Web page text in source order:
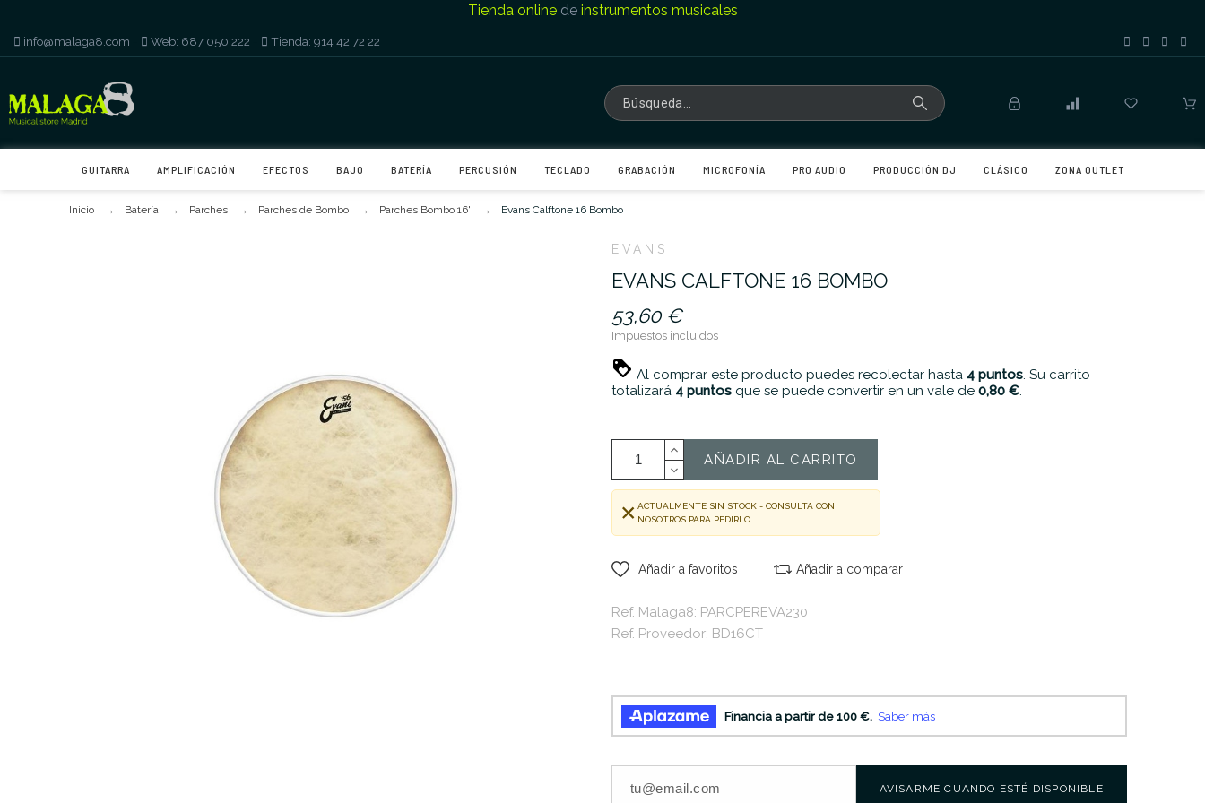
Tienda onlinede instrumentos musicales
info@malaga8.com Web: 687 050 222 Tienda: 914 42 72 22
GUITARRA AMPLIFICACIÓN EFECTOS BAJO BATERÍA PERCUSIÓN TECLADO GRABACIÓN MICROFONÍA PRO AUDIO PRODUCCIÓN DJ CLÁSICO ZONA OUTLET
Inicio Batería Parches Parches de Bombo Parches Bombo 16' Evans Calftone 16 Bombo
EVANS
EVANS CALFTONE 16 BOMBO
53,60 €
Impuestos incluidos
Al comprar este producto puedes recolectar hasta 4 puntos. Su carrito
totalizará 4 puntos que se puede convertir en un vale de 0,80 €.
AÑADIR AL CARRITO
ACTUALMENTE SIN STOCK - CONSULTA CON
NOSOTROS PARA PEDIRLO
Añadir a favoritos Añadir a comparar
Ref. Malaga8: PARCPEREVA230
Ref. Proveedor: BD16CT
AVISARME CUANDO ESTÉ DISPONIBLE